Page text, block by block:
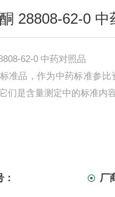
28808-62-0 中
62-0 中药对照品
准品，作为中药标准参比
们是含量测定中的标准内容
厂